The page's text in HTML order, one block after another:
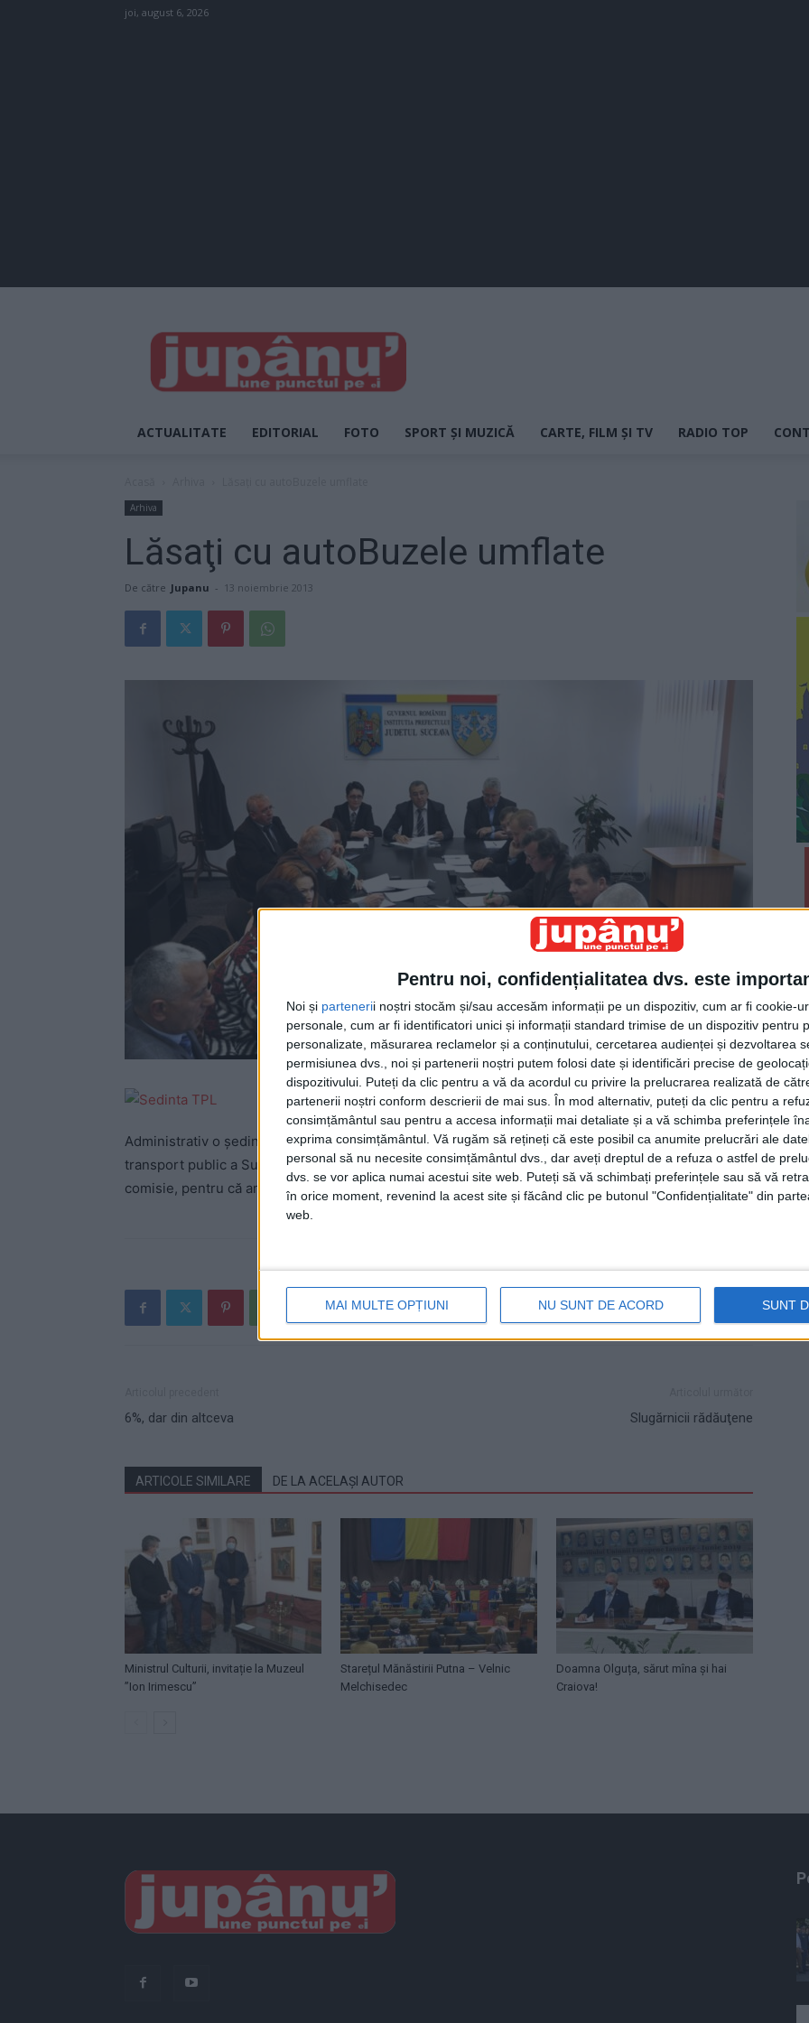
Pentru noi, confidențialitatea dvs. este
Noi și partenerii noștri stocăm și/sau accesăm informații pe un dispozitiv, cum ar fi cookie-
personale, cum ar fi identificatori unici și informații standard trimise de un dispozitiv pentru
personalizate, măsurarea reclamelor și a conținutului, cercetarea audienței și dezvoltarea
permisiunea dvs., noi și partenerii noștri putem folosi date și identificări precise de
dispozitivului. Puteți da clic pentru a vă da acordul cu privire la prelucrarea realizată de
partenerii noștri conform descrierii de mai sus. În mod alternativ, puteți da clic pentru a
consimțământul sau pentru a accesa informații mai detaliate și a vă schimba preferințele
exprima consimțământul. Vă rugăm să rețineți că este posibil ca anumite prelucrări ale
personal să nu necesite consimțământul dvs., dar aveți dreptul de a refuza o astfel de
dvs. se vor aplica numai acestui site web. Puteți să vă schimbați preferințele sau să vă
în orice moment, revenind la acest site și făcând clic pe butonul "Confidențialitate" din
web.
MAI MULTE OPȚIUNI NU SUNT DE ACORD SUNT
joi, august 6, 2026
JUPÂNU'
ACTUALITATE EDITORIAL FOTO SPORT ȘI MUZICĂ CARTE, FILM ȘI TV RADIO TOP
Arhiva
Lăsaţi cu autoBuzele umflate
De către Jupanu - 13 noiembrie 2013
La finele săptămînii trecute, sub coordonarea
prefectului Florin Sinescu, a avut loc la Palatul
Administrativ o şedinţă în care s-au discutat gravele probleme cu care se confruntă societatea de
transport public a Sucevei, TPL: „Stimaţi colegi, eu spun că nu mai trebuie să înfiinţăm nici o
comisie, pentru că am convingerea că sîntem în stare să nu rezolvăm problema TPL şi singuri”.
6%, dar din altceva Slugărnicii rădăuţene
ARTICOLE SIMILARE DE LA ACELAȘI AUTOR
Ministrul Culturii, invitație la Muzeul
”Ion Irimescu”
Starețul Mănăstirii Putna – Velnic
Melchisedec
Doamna Olguța, sărut mîna și hai
Craiova!